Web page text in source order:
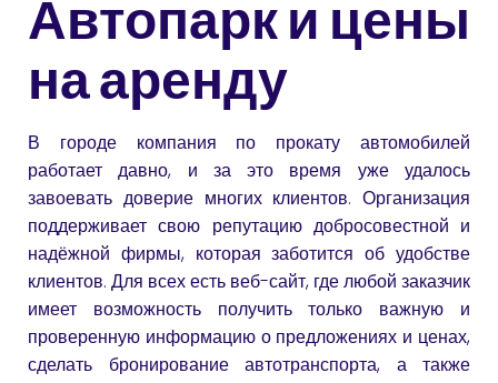
Автопарк и цены
на аренду
В городе компания по прокату автомобилей
работает давно, и за это время уже удалось
завоевать доверие многих клиентов. Организация
поддерживает свою репутацию добросовестной и
надёжной фирмы, которая заботится об удобстве
клиентов. Для всех есть веб-сайт, где любой заказчик
имеет возможность получить только важную и
проверенную информацию о предложениях и ценах,
сделать бронирование автотранспорта, а также